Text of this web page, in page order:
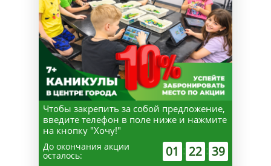
Чтобы закрепить за собой предложение,
введите телефон в поле ниже и нажмите
на кнопку "Хочу!"
До окончания акции
осталось: 01 : 22 : 38